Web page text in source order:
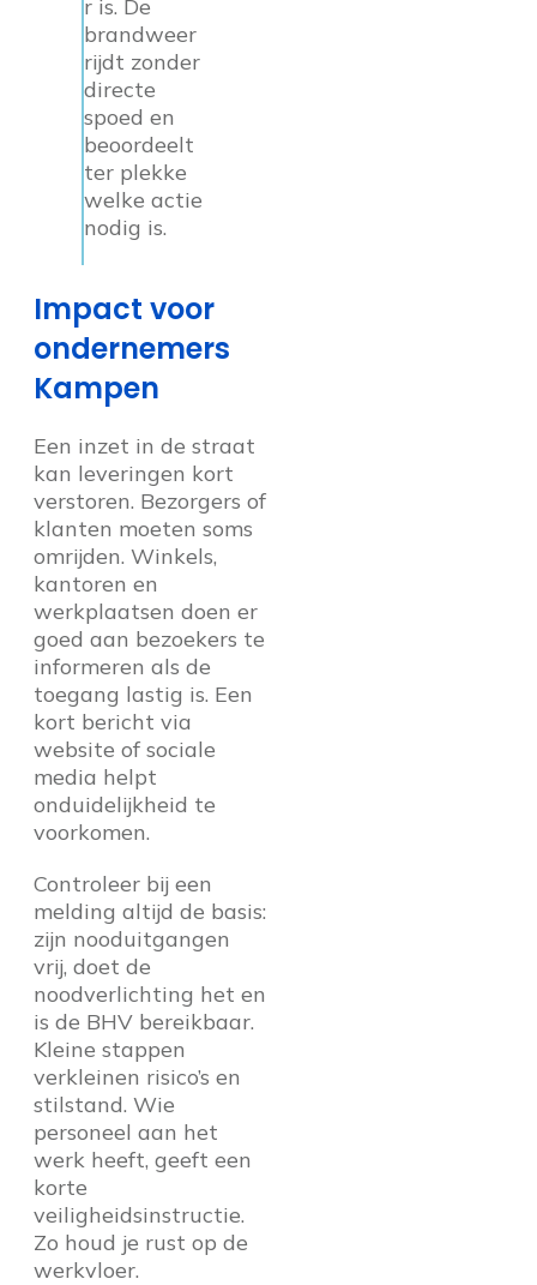
r is. De
brandweer
rijdt zonder
directe
spoed en
beoordeelt
ter plekke
welke actie
nodig is.
Impact voor
ondernemers
Kampen
Een inzet in de straat
kan leveringen kort
verstoren. Bezorgers of
klanten moeten soms
omrijden. Winkels,
kantoren en
werkplaatsen doen er
goed aan bezoekers te
informeren als de
toegang lastig is. Een
kort bericht via
website of sociale
media helpt
onduidelijkheid te
voorkomen.
Controleer bij een
melding altijd de basis:
zijn nooduitgangen
vrij, doet de
noodverlichting het en
is de BHV bereikbaar.
Kleine stappen
verkleinen risico’s en
stilstand. Wie
personeel aan het
werk heeft, geeft een
korte
veiligheidsinstructie.
Zo houd je rust op de
werkvloer.